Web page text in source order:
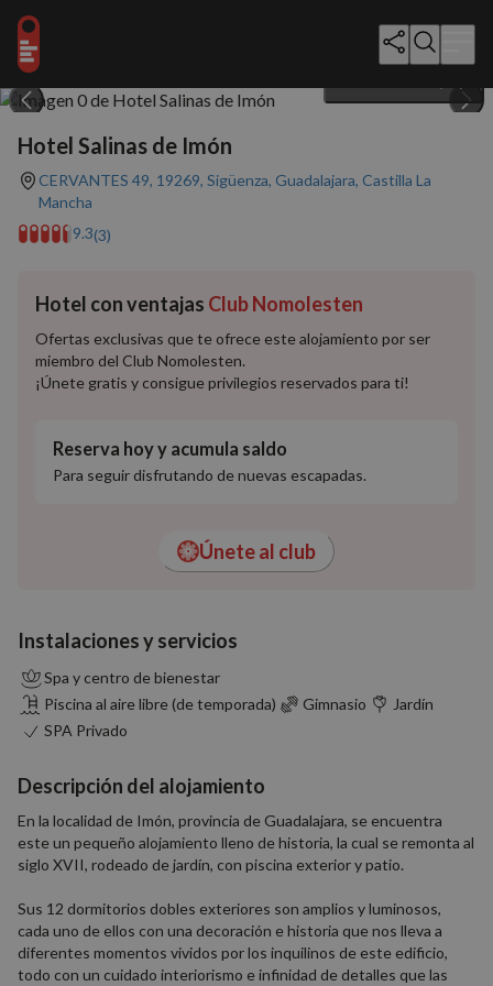
Hotel Salinas de Imón
CERVANTES 49, 19269, Sigüenza, Guadalajara, Castilla La
Mancha
9.3(3)
Hotel con ventajas Club Nomolesten
Ofertas exclusivas que te ofrece este alojamiento por ser
miembro del Club Nomolesten.
¡Únete gratis y consigue privilegios reservados para ti!
Reserva hoy y acumula saldo
Para seguir disfrutando de nuevas escapadas.
Únete al club
Instalaciones y servicios
Spa y centro de bienestar
Piscina al aire libre (de temporada)
Gimnasio
Jardín
SPA Privado
Descripción del alojamiento
En la localidad de Imón, provincia de Guadalajara, se encuentra
este un pequeño alojamiento lleno de historia, la cual se remonta al
siglo XVII, rodeado de jardín, con piscina exterior y patio.
Sus 12 dormitorios dobles exteriores son amplios y luminosos,
cada uno de ellos con una decoración e historia que nos lleva a
diferentes momentos vividos por los inquilinos de este edificio,
todo con un cuidado interiorismo e infinidad de detalles que las